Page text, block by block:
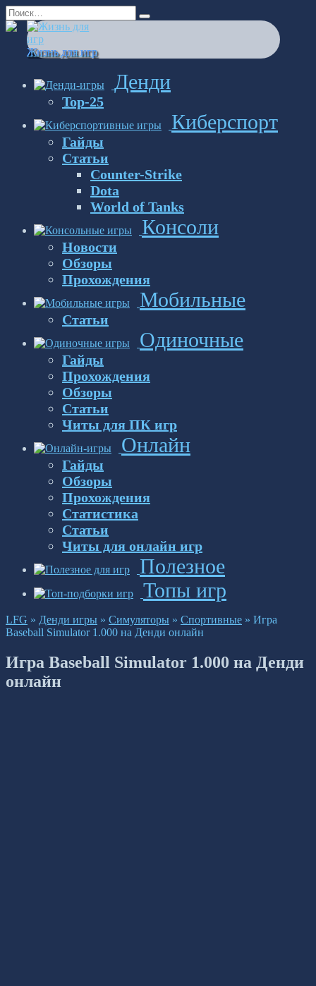
Перейти
к
содержанию
Search
for:
Жизнь для игр
Денди
Top-25
Киберспорт
Гайды
Статьи
Counter-Strike
Dota
World of Tanks
Консоли
Новости
Обзоры
Прохождения
Мобильные
Статьи
Одиночные
Гайды
Прохождения
Обзоры
Статьи
Читы для ПК игр
Онлайн
Гайды
Обзоры
Прохождения
Статистика
Статьи
Читы для онлайн игр
Полезное
Топы игр
LFG » Денди игры » Симуляторы » Спортивные » Игра
Baseball Simulator 1.000 на Денди онлайн
Игра Baseball Simulator 1.000 на Денди
онлайн